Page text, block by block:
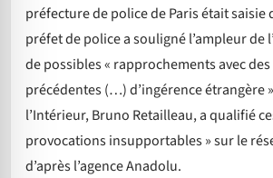
préfecture de police de Paris était saisie
préfet de police a souligné l’ampleur de
de possibles « rapprochements avec
précédentes (…) d’ingérence étrangère
l’Intérieur, Bruno Retailleau, a qualifié
provocations insupportables » sur le
d’après l’agence Anadolu.